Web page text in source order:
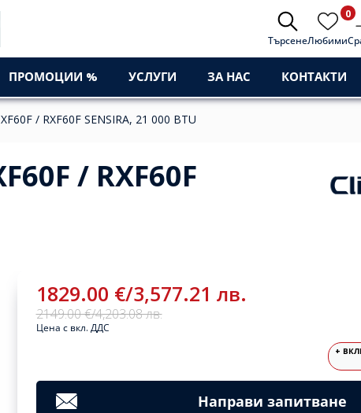
ТърсенеЛюбими
0
ПРОМОЦИИ % УСЛУГИ ЗА НАС КОНТАКТИ
/ RXF60F SENSIRA, 21 000 BTU
/ RXF60F
1829.00 €/3,577.21 лв.
2149.00 €/4,203.08 лв.
Цена с вкл. ДДС
+
Направи запитване